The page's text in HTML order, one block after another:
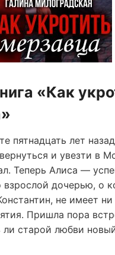
«Как
пятнадцать лет
и увезти в
Теперь Алиса —
взрослой дочерью, о
не имеет ни
Пришла пора
ли старой любви